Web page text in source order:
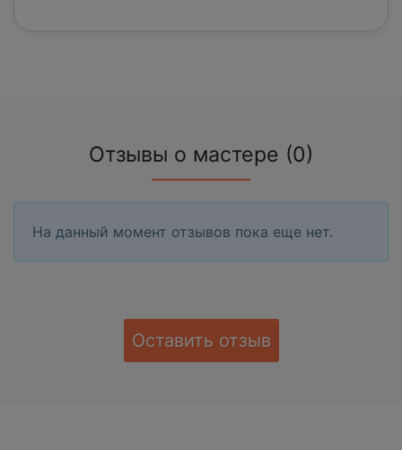
Отзывы о мастере (0)
На данный момент отзывов пока еще нет.
Оставить отзыв